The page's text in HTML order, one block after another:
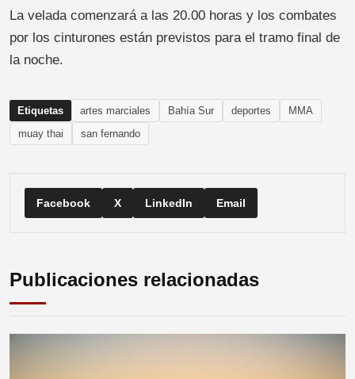
La velada comenzará a las 20.00 horas y los combates
por los cinturones están previstos para el tramo final de
la noche.
Etiquetas artes marciales Bahía Sur deportes
MMA
muay thai
san fernando
Facebook X LinkedIn Email
Publicaciones relacionadas